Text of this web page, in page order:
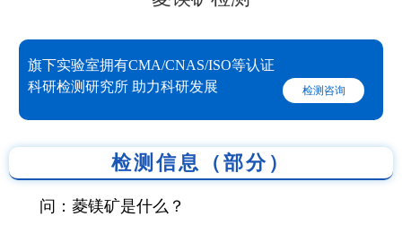
旗下实验室拥有CMA/CNAS/ISO等认证
科研检测研究所 助力科研发展
检测咨询
检测信息（部分）
问：菱镁矿是什么？